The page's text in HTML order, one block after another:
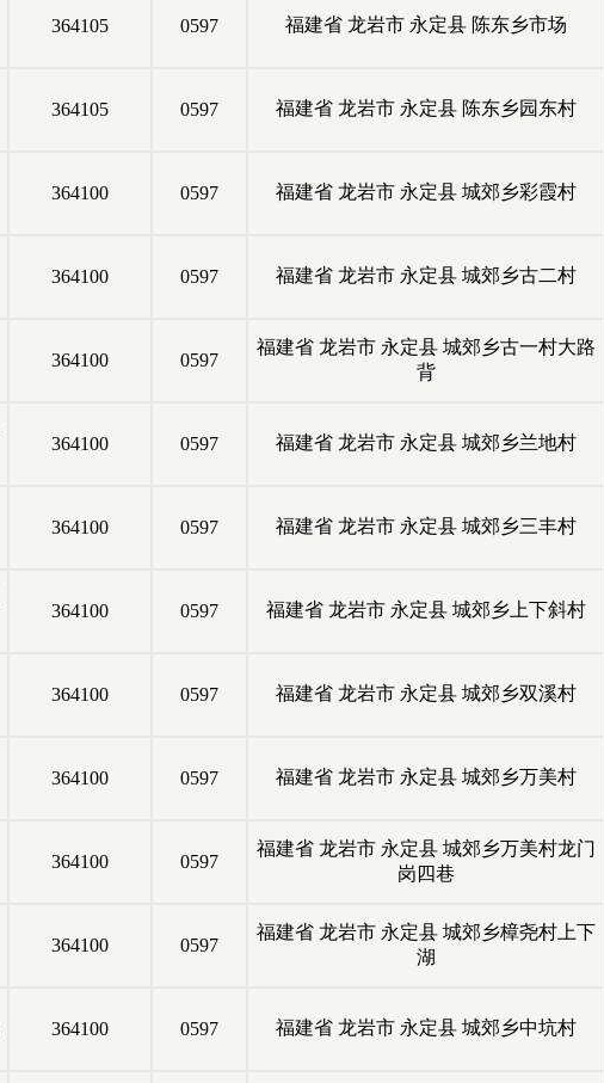
364105 0597 福建省 龙岩市 永定县 陈东乡市场
364105 0597 福建省 龙岩市 永定县 陈东乡园东村
364100 0597 福建省 龙岩市 永定县 城郊乡彩霞村
364100 0597 福建省 龙岩市 永定县 城郊乡古二村
364100 0597
福建省 龙岩市 永定县 城郊乡古一村大路
背
364100 0597 福建省 龙岩市 永定县 城郊乡兰地村
364100 0597 福建省 龙岩市 永定县 城郊乡三丰村
364100 0597 福建省 龙岩市 永定县 城郊乡上下斜村
364100 0597 福建省 龙岩市 永定县 城郊乡双溪村
364100 0597 福建省 龙岩市 永定县 城郊乡万美村
364100 0597
福建省 龙岩市 永定县 城郊乡万美村龙门
岗四巷
364100 0597
福建省 龙岩市 永定县 城郊乡樟尧村上下
湖
364100 0597 福建省 龙岩市 永定县 城郊乡中坑村